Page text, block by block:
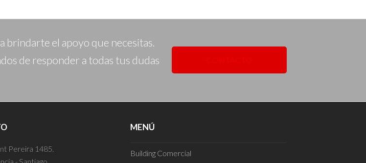
brindarte el apoyo que necesitas.
de responder a todas tus dudas
CONTACTO
Pereira 1485.
- Santiago
MENÚ
Building Comercial